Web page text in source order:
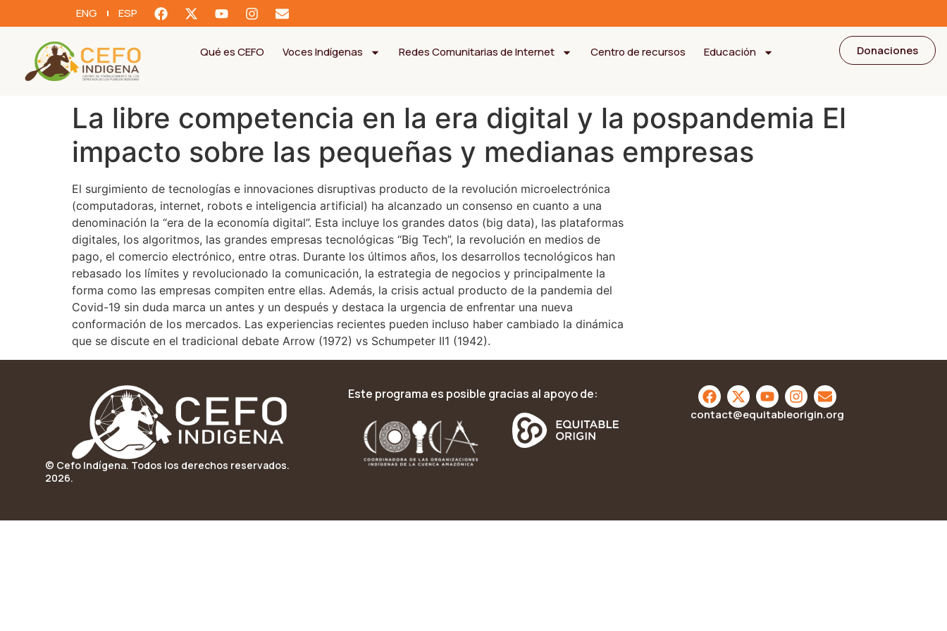
ENG ESP
Qué es CEFO Voces Indígenas Redes Comunitarias de Internet Centro de recursos Educación Donaciones
La libre competencia en la era digital y la pospandemia El
impacto sobre las pequeñas y medianas empresas
El surgimiento de tecnologías e innovaciones disruptivas producto de la revolución microelectrónica
(computadoras, internet, robots e inteligencia artificial) ha alcanzado un consenso en cuanto a una
denominación la “era de la economía digital”. Esta incluye los grandes datos (big data), las plataformas
digitales, los algoritmos, las grandes empresas tecnológicas “Big Tech”, la revolución en medios de
pago, el comercio electrónico, entre otras. Durante los últimos años, los desarrollos tecnológicos han
rebasado los límites y revolucionado la comunicación, la estrategia de negocios y principalmente la
forma como las empresas compiten entre ellas. Además, la crisis actual producto de la pandemia del
Covid-19 sin duda marca un antes y un después y destaca la urgencia de enfrentar una nueva
conformación de los mercados. Las experiencias recientes pueden incluso haber cambiado la dinámica
que se discute en el tradicional debate Arrow (1972) vs Schumpeter II1 (1942).
© Cefo Indígena. Todos los derechos reservados.
2026.
Este programa es posible gracias al apoyo de:
contact@equitableorigin.org